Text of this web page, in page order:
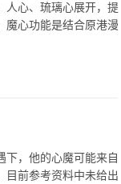
人心、琉璃心展开，提
魔心功能是结合原港漫
下，他的心魔可能来自
目前参考资料中未给出